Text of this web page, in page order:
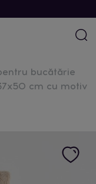
bucătărie
cm cu motiv